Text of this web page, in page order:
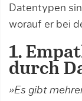
Datentypen
worauf er bei
1.
durch
»Es gibt